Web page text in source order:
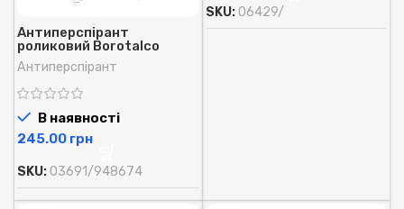
Антиперспірант
роликовий Borotalco
Invisible з мікро-тальком
невидимий 50 мл.
Антиперспірант
В наявності
грн
SKU: 03691/948674
SKU: 06429/